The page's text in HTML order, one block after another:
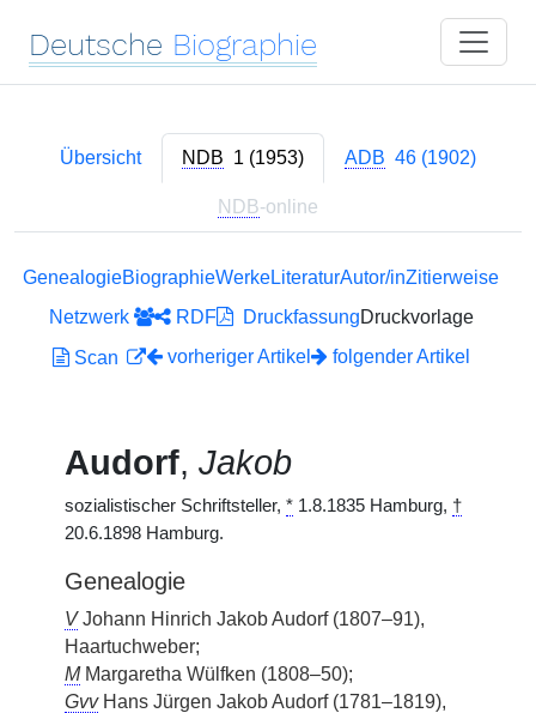
Deutsche Biographie
Übersicht NDB 1 (1953) ADB 46 (1902)
NDB-online
GenealogieBiographieWerkeLiteraturAutor/inZitierweise
Netzwerk
RDF DruckfassungDruckvorlage
Scan
vorheriger Artikel folgender Artikel
Audorf, Jakob
sozialistischer Schriftsteller, * 1.8.1835 Hamburg, †
20.6.1898 Hamburg.
Genealogie
VJohann Hinrich Jakob Audorf (1807–91),
Haartuchweber;
MMargaretha Wülfken (1808–50);
GvvHans Jürgen Jakob Audorf (1781–1819),